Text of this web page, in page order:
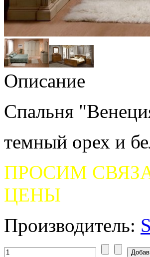
Описание
Спальня
темный орех и
ПРОСИМ
ЦЕНЫ
Производитель: